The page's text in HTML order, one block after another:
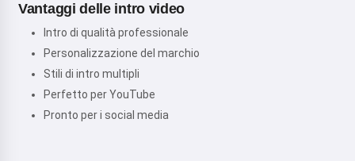
Vantaggi delle intro video
Intro di qualità professionale
Personalizzazione del marchio
Stili di intro multipli
Perfetto per YouTube
Pronto per i social media